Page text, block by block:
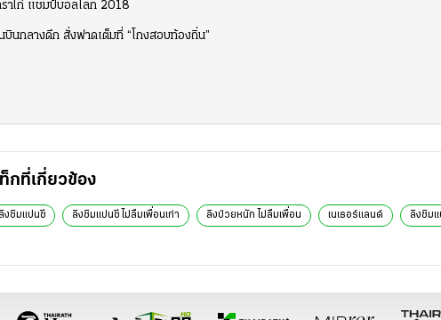
าไก่ แชมป์บอลโลก 2018
นกลางดึก สั่งฟาดเต็มที่ “โกงสอบท้องถิ่น”
กที่เกี่ยวข้อง
ลิงชิมแปนซี ลิงชิมแปนซี ไม่ลืมเพื่อนเก่า ลิงป่วยหนัก ไม่ลืมเพื่อน เนเธอร์แลนด์ ลิงชิม